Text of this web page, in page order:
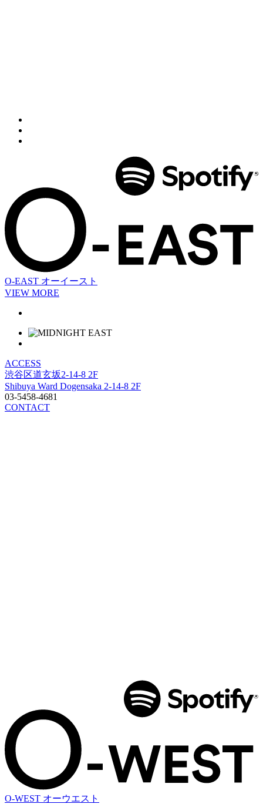
O-EAST オーイースト
VIEW MORE
ACCESS
渋谷区道玄坂2-14-8 2F
Shibuya Ward Dogensaka 2-14-8 2F
03-5458-4681
CONTACT
O-WEST オーウエスト